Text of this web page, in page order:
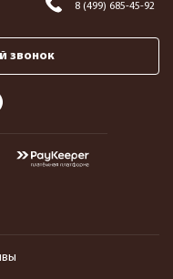
8 (499) 685-45-92
звонок